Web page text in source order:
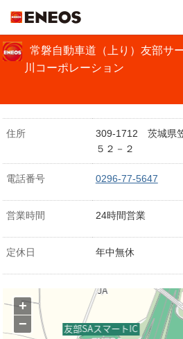
常磐自動車道（上り）友部サ
川コーポレーション
住所
309-1712 茨城県
５２－２
電話番号 0296-77-5647
営業時間 24時間営業
定休日 年中無休
+
−